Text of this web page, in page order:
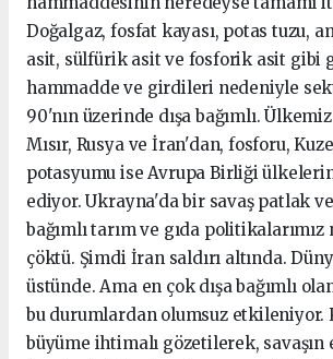
Doğalgaz, fosfat kayası, potas tuzu,
asit, sülfürik asit ve fosforik asit gibi
hammadde ve girdileri nedeniyle
90'nın üzerinde dışa bağımlı.
Mısır, Rusya ve İran'dan, fosforu,
potasyumu ise Avrupa Birliği
ediyor. Ukrayna'da bir savaş patlak
bağımlı tarım ve gıda politikalarımız
çöktü. Şimdi İran saldırı altında.
üstünde. Ama en çok dışa bağımlı
bu durumlardan olumsuz etkileniyor.
büyüme ihtimalı gözetilerek,